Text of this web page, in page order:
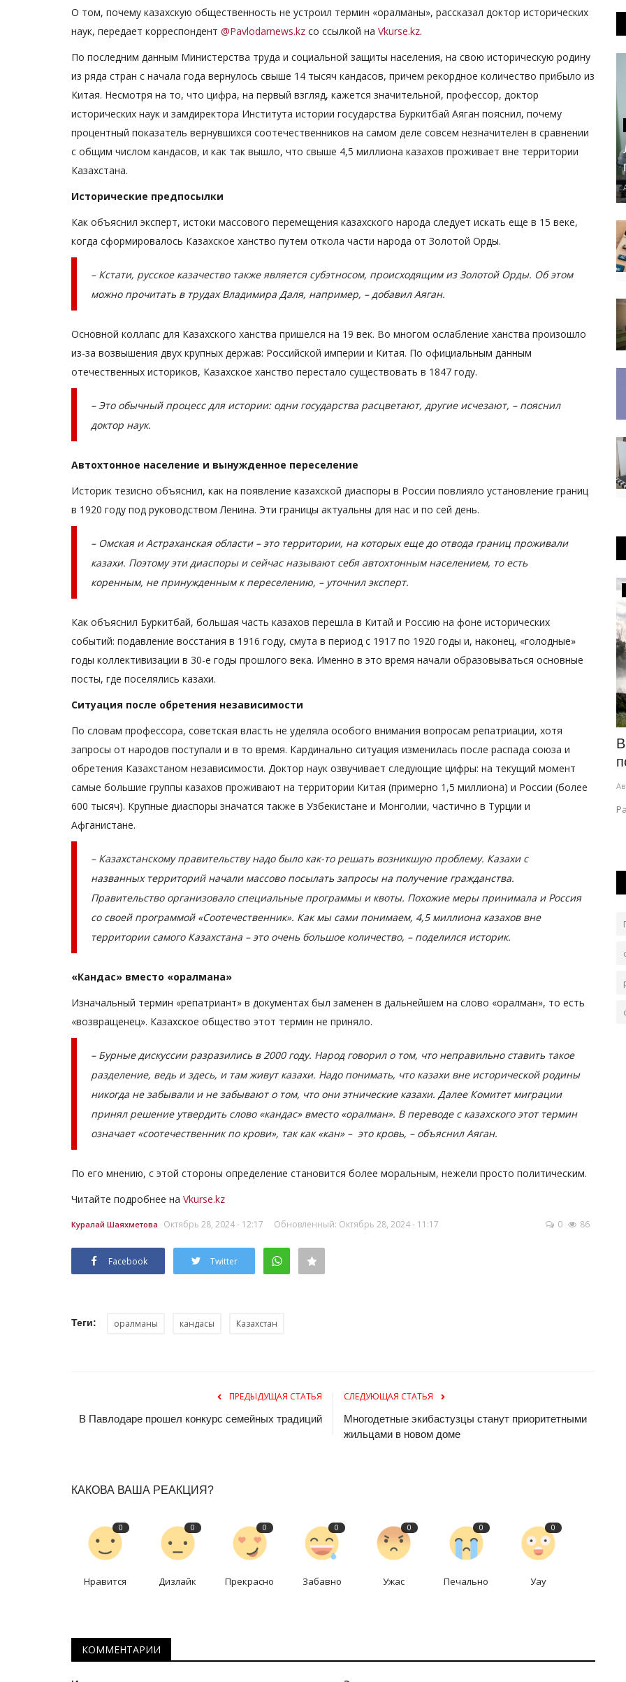
О том, почему казахскую общественность не устроил термин «оралманы», рассказал доктор исторических
наук, передает корреспондент @Pavlodarnews.kz со ссылкой на Vkurse.kz.
По последним данным Министерства труда и социальной защиты населения, на свою историческую родину
из ряда стран с начала года вернулось свыше 14 тысяч кандасов, причем рекордное количество прибыло из
Китая. Несмотря на то, что цифра, на первый взгляд, кажется значительной, профессор, доктор
исторических наук и замдиректора Института истории государства Буркитбай Аяган пояснил, почему
процентный показатель вернувшихся соотечественников на самом деле совсем незначителен в сравнении
с общим числом кандасов, и как так вышло, что свыше 4,5 миллиона казахов проживает вне территории
Казахстана.
Исторические предпосылки
Как объяснил эксперт, истоки массового перемещения казахского народа следует искать еще в 15 веке,
когда сформировалось Казахское ханство путем откола части народа от Золотой Орды.
– Кстати, русское казачество также является субэтносом, происходящим из Золотой Орды. Об этом
можно прочитать в трудах Владимира Даля, например, – добавил Аяган.
Основной коллапс для Казахского ханства пришелся на 19 век. Во многом ослабление ханства произошло
из-за возвышения двух крупных держав: Российской империи и Китая. По официальным данным
отечественных историков, Казахское ханство перестало существовать в 1847 году.
– Это обычный процесс для истории: одни государства расцветают, другие исчезают, – пояснил
доктор наук.
Автохтонное население и вынужденное переселение
Историк тезисно объяснил, как на появление казахской диаспоры в России повлияло установление границ
в 1920 году под руководством Ленина. Эти границы актуальны для нас и по сей день.
– Омская и Астраханская области – это территории, на которых еще до отвода границ проживали
казахи. Поэтому эти диаспоры и сейчас называют себя автохтонным населением, то есть
коренным, не принужденным к переселению, – уточнил эксперт.
Как объяснил Буркитбай, большая часть казахов перешла в Китай и Россию на фоне исторических
событий: подавление восстания в 1916 году, смута в период с 1917 по 1920 годы и, наконец, «голодные»
годы коллективизации в 30-е годы прошлого века. Именно в это время начали образовываться основные
посты, где поселялись казахи.
Ситуация после обретения независимости
По словам профессора, советская власть не уделяла особого внимания вопросам репатриации, хотя
запросы от народов поступали и в то время. Кардинально ситуация изменилась после распада союза и
обретения Казахстаном независимости. Доктор наук озвучивает следующие цифры: на текущий момент
самые большие группы казахов проживают на территории Китая (примерно 1,5 миллиона) и России (более
600 тысяч). Крупные диаспоры значатся также в Узбекистане и Монголии, частично в Турции и
Афганистане.
– Казахстанскому правительству надо было как-то решать возникшую проблему. Казахи с
названных территорий начали массово посылать запросы на получение гражданства.
Правительство организовало специальные программы и квоты. Похожие меры принимала и Россия
со своей программой «Соотечественник». Как мы сами понимаем, 4,5 миллиона казахов вне
территории самого Казахстана – это очень большое количество, – поделился историк.
«Кандас» вместо «оралмана»
Изначальный термин «репатриант» в документах был заменен в дальнейшем на слово «оралман», то есть
«возвращенец». Казахское общество этот термин не приняло.
– Бурные дискуссии разразились в 2000 году. Народ говорил о том, что неправильно ставить такое
разделение, ведь и здесь, и там живут казахи. Надо понимать, что казахи вне исторической родины
никогда не забывали и не забывают о том, что они этнические казахи. Далее Комитет миграции
принял решение утвердить слово «кандас» вместо «оралман». В переводе с казахского этот термин
означает «соотечественник по крови», так как «кан» – это кровь, – объяснил Аяган.
По его мнению, с этой стороны определение становится более моральным, нежели просто политическим.
Читайте подробнее на Vkurse.kz
Куралай Шаяхметова Октябрь 28, 2024 - 12:17 Обновленный: Октябрь 28, 2024 - 11:17 0 86
Facebook Twitter
Теги: оралманы кандасы Казахстан
ПРЕДЫДУЩАЯ СТАТЬЯ
В Павлодаре прошел конкурс семейных традиций
СЛЕДУЮЩАЯ СТАТЬЯ
Многодетные экибастузцы станут приоритетными
жильцами в новом доме
КАКОВА ВАША РЕАКЦИЯ?
0
Нравится
0
Дизлайк
0
Прекрасно
0
Забавно
0
Ужас
0
Печально
0
Уау
КОММЕНТАРИИ
История одного путешествия
Дождь и рёв в ночи: павлодарец в
одиночку совершил
Сентябрь 20, 2025 0 4200
Всё началось в далёком прошлом, когда папа купил
Общество
Авг 6, 2026 0 86
Лето в разгаре, в этот период любители лёгкой